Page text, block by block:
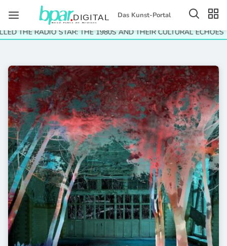
Das Kunst-Portal
THE RADIO STAR: THE 1980S AND THEIR CULTURAL ECHOES